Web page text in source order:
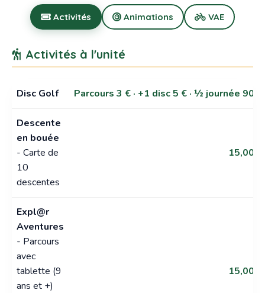
Activités Animations VAE
Activités à l'unité
Disc Golf Parcours 3 € · +1 disc 5 € · ½ journée 90 €
Descente
en bouée
- Carte de
10
descentes
15,00 €
Expl@r
Aventures
- Parcours
avec
tablette (9
ans et +)
15,00 €